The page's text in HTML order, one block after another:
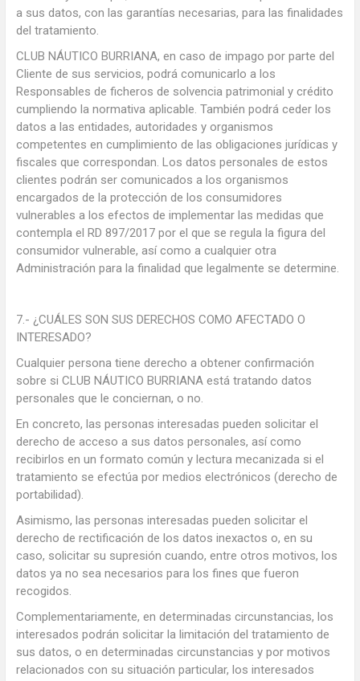
a sus datos, con las garantías necesarias, para las finalidades
del tratamiento.
CLUB NÁUTICO BURRIANA, en caso de impago por parte del
Cliente de sus servicios, podrá comunicarlo a los
Responsables de ficheros de solvencia patrimonial y crédito
cumpliendo la normativa aplicable. También podrá ceder los
datos a las entidades, autoridades y organismos
competentes en cumplimiento de las obligaciones jurídicas y
fiscales que correspondan. Los datos personales de estos
clientes podrán ser comunicados a los organismos
encargados de la protección de los consumidores
vulnerables a los efectos de implementar las medidas que
contempla el RD 897/2017 por el que se regula la figura del
consumidor vulnerable, así como a cualquier otra
Administración para la finalidad que legalmente se determine.
7.- ¿CUÁLES SON SUS DERECHOS COMO AFECTADO O
INTERESADO?
Cualquier persona tiene derecho a obtener confirmación
sobre si CLUB NÁUTICO BURRIANA está tratando datos
personales que le conciernan, o no.
En concreto, las personas interesadas pueden solicitar el
derecho de acceso a sus datos personales, así como
recibirlos en un formato común y lectura mecanizada si el
tratamiento se efectúa por medios electrónicos (derecho de
portabilidad).
Asimismo, las personas interesadas pueden solicitar el
derecho de rectificación de los datos inexactos o, en su
caso, solicitar su supresión cuando, entre otros motivos, los
datos ya no sea necesarios para los fines que fueron
recogidos.
Complementariamente, en determinadas circunstancias, los
interesados podrán solicitar la limitación del tratamiento de
sus datos, o en determinadas circunstancias y por motivos
relacionados con su situación particular, los interesados